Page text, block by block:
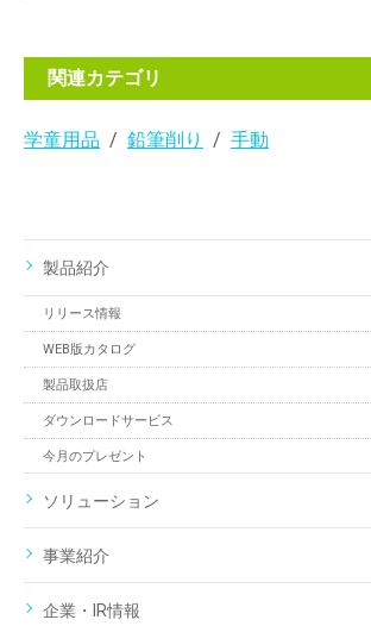
関連カテゴリ
学童用品 鉛筆削り 手動
製品紹介
リリース情報
WEB版カタログ
製品取扱店
ダウンロードサービス
今月のプレゼント
ソリューション
事業紹介
企業・IR情報